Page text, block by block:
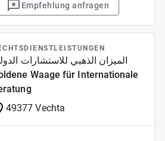
Empfehlung anfragen
الميزان الذهبي للاستشارات
Waage für Internationale
49377 Vechta